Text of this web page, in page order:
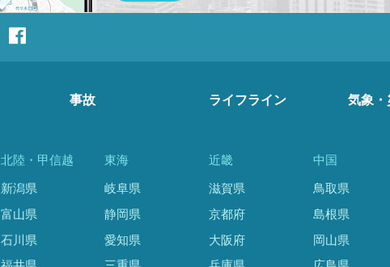
事故 ライフライン 気象・
北陸・甲信越
新潟県
富山県
石川県
東海
岐阜県
静岡県
愛知県
近畿
滋賀県
京都府
大阪府
中国
鳥取県
島根県
岡山県